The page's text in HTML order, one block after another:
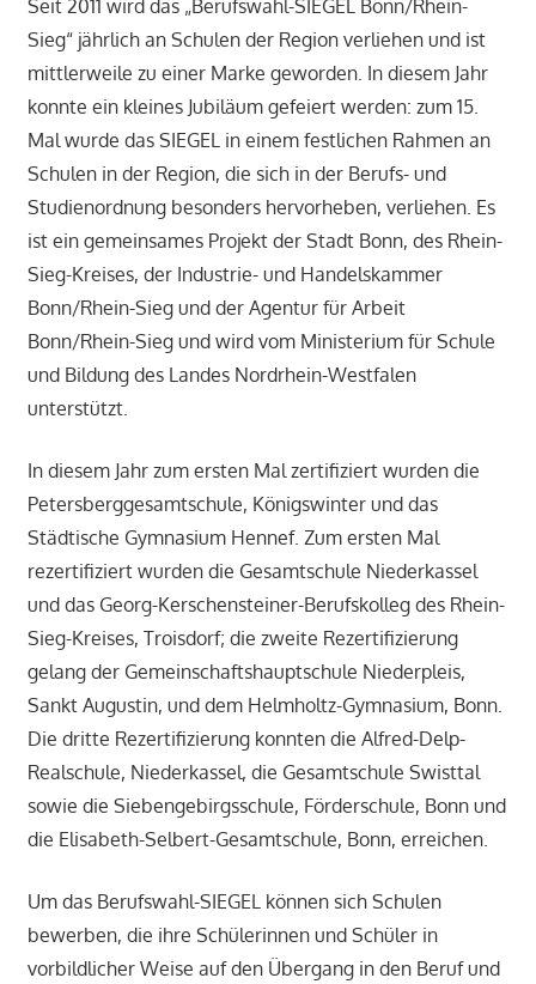
Seit 2011 wird das „Berufswahl-SIEGEL Bonn/Rhein-
Sieg“ jährlich an Schulen der Region verliehen und ist
mittlerweile zu einer Marke geworden. In diesem Jahr
konnte ein kleines Jubiläum gefeiert werden: zum 15.
Mal wurde das SIEGEL in einem festlichen Rahmen an
Schulen in der Region, die sich in der Berufs- und
Studienordnung besonders hervorheben, verliehen. Es
ist ein gemeinsames Projekt der Stadt Bonn, des Rhein-
Sieg-Kreises, der Industrie- und Handelskammer
Bonn/Rhein-Sieg und der Agentur für Arbeit
Bonn/Rhein-Sieg und wird vom Ministerium für Schule
und Bildung des Landes Nordrhein-Westfalen
unterstützt.
In diesem Jahr zum ersten Mal zertifiziert wurden die
Petersberggesamtschule, Königswinter und das
Städtische Gymnasium Hennef. Zum ersten Mal
rezertifiziert wurden die Gesamtschule Niederkassel
und das Georg-Kerschensteiner-Berufskolleg des Rhein-
Sieg-Kreises, Troisdorf; die zweite Rezertifizierung
gelang der Gemeinschaftshauptschule Niederpleis,
Sankt Augustin, und dem Helmholtz-Gymnasium, Bonn.
Die dritte Rezertifizierung konnten die Alfred-Delp-
Realschule, Niederkassel, die Gesamtschule Swisttal
sowie die Siebengebirgsschule, Förderschule, Bonn und
die Elisabeth-Selbert-Gesamtschule, Bonn, erreichen.
Um das Berufswahl-SIEGEL können sich Schulen
bewerben, die ihre Schülerinnen und Schüler in
vorbildlicher Weise auf den Übergang in den Beruf und